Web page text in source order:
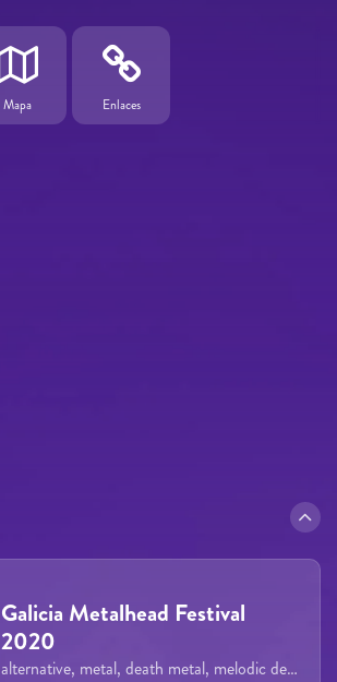
Mapa Enlaces
Galicia Metalhead Festival
2020
alternative, metal, death metal, melodic death metal, power metal, rock